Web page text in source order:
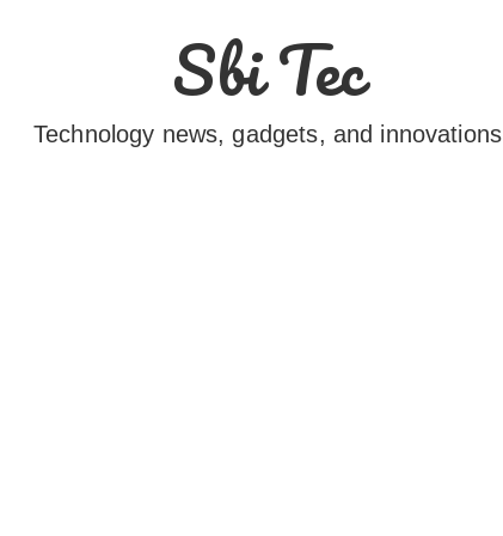
Sbi Tec
Technology news, gadgets, and innovations